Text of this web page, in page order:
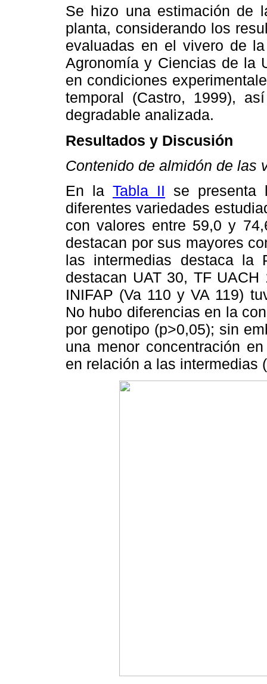
Se hizo una estimación de
planta, considerando los
evaluadas en el vivero de
Agronomía y Ciencias de la
en condiciones
temporal (Castro, 1999),
degradable analizada.
Resultados y Discusión
Contenido de almidón de las
En la Tabla II se presenta
diferentes variedades
con valores entre 59,0 y
destacan por sus mayores
las intermedias destaca la
destacan UAT 30, TF
INIFAP (Va 110 y VA 119)
No hubo diferencias en la
por genotipo (p>0,05); sin
una menor concentración
en relación a las intermedias